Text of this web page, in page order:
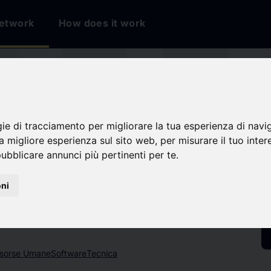
di tracciamento per migliorare la tua esperienza di
migliore esperienza sul sito web, per misurare il tuo
annunci più pertinenti per te.
How does it work
UmaneSoftwareTecnica